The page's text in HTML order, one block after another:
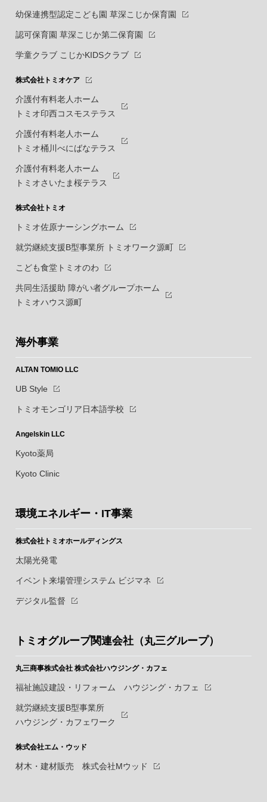
幼保連携型認定こども園 草深こじか保育園
認可保育園 草深こじか第二保育園
学童クラブ こじかKIDSクラブ
株式会社トミオケア
介護付有料老人ホーム
トミオ印西コスモステラス
介護付有料老人ホーム
トミオ桶川べにばなテラス
介護付有料老人ホーム
トミオさいたま桜テラス
株式会社トミオ
トミオ佐原ナーシングホーム
就労継続支援B型事業所 トミオワーク源町
こども食堂トミオのわ
共同生活援助 障がい者グループホーム
トミオハウス源町
海外事業
ALTAN TOMIO LLC
UB Style
トミオモンゴリア日本語学校
Angelskin LLC
Kyoto薬局
Kyoto Clinic
環境エネルギー・IT事業
株式会社トミオホールディングス
太陽光発電
イベント来場管理システム ビジマネ
デジタル監督
トミオグループ関連会社（丸三グループ）
丸三商事株式会社 株式会社ハウジング・カフェ
福祉施設建設・リフォーム ハウジング・カフェ
就労継続支援B型事業所
ハウジング・カフェワーク
株式会社エム・ウッド
材木・建材販売 株式会社Mウッド